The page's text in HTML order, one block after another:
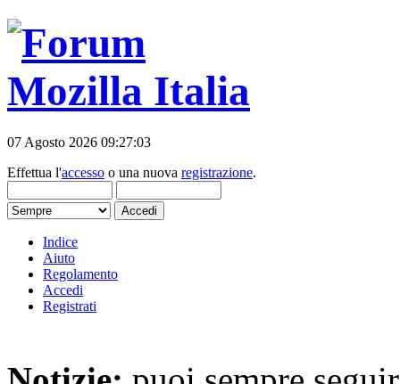
07 Agosto 2026 09:27:03
Effettua l'accesso o una nuova registrazione.
Indice
Aiuto
Regolamento
Accedi
Registrati